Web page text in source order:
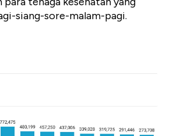
siang-sore-malam-pagi.